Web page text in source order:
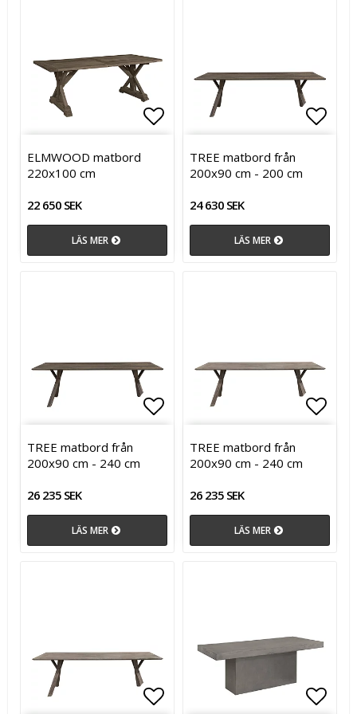
Lägg till i favoritlistan
ELMWOOD matbord
220x100 cm
22 650 SEK
LÄS MER
TREE matbord från
200x90 cm - 200 cm
24 630 SEK
LÄS MER
Lägg till i favoritlistan
TREE matbord från
200x90 cm - 240 cm
26 235 SEK
LÄS MER
TREE matbord från
200x90 cm - 240 cm
26 235 SEK
LÄS MER